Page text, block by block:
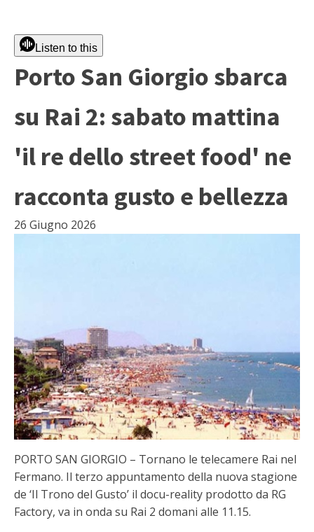
Listen to this
Porto San Giorgio sbarca
su Rai 2: sabato mattina
'il re dello street food' ne
racconta gusto e bellezza
26 Giugno 2026
PORTO SAN GIORGIO – Tornano le telecamere Rai nel
Fermano. Il terzo appuntamento della nuova stagione
de ‘Il Trono del Gusto’ il docu-reality prodotto da RG
Factory, va in onda su Rai 2 domani alle 11.15.